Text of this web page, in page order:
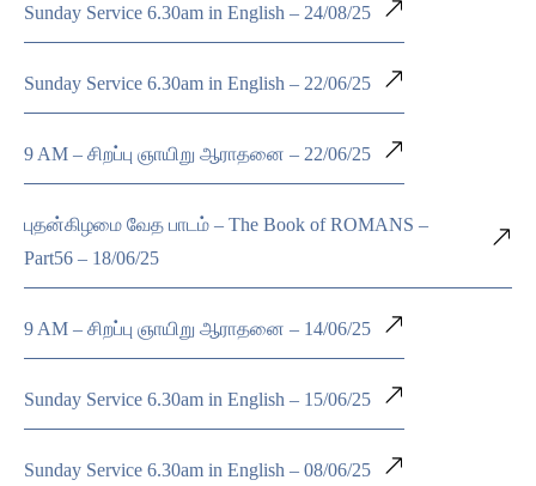
Sunday Service 6.30am in English – 24/08/25
Sunday Service 6.30am in English – 22/06/25
9 AM – சிறப்பு ஞாயிறு ஆராதனை – 22/06/25
புதன்கிழமை வேத பாடம் – The Book of ROMANS –
Part56 – 18/06/25
9 AM – சிறப்பு ஞாயிறு ஆராதனை – 14/06/25
Sunday Service 6.30am in English – 15/06/25
Sunday Service 6.30am in English – 08/06/25